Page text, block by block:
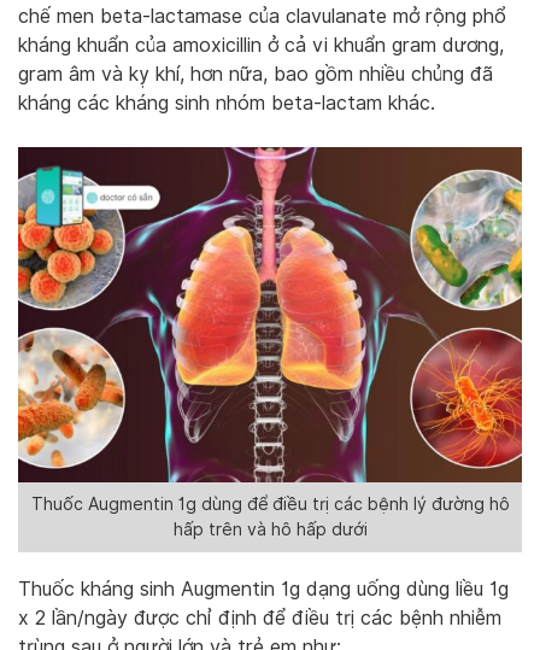
chế men beta-lactamase của clavulanate mở rộng phổ
kháng khuẩn của amoxicillin ở cả vi khuẩn gram dương,
gram âm và kỵ khí, hơn nữa, bao gồm nhiều chủng đã
kháng các kháng sinh nhóm beta-lactam khác.
Thuốc Augmentin 1g dùng để điều trị các bệnh lý đường hô
hấp trên và hô hấp dưới
Thuốc kháng sinh Augmentin 1g dạng uống dùng liều 1g
x 2 lần/ngày được chỉ định để điều trị các bệnh nhiễm